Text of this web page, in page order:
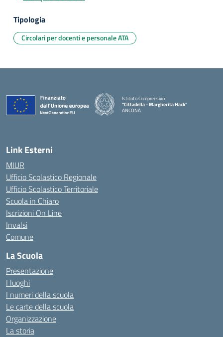
Tipologia
Circolari per docenti e personale ATA
Istituto Comprensivo
“Cittadella - Margherita Hack”
ANCONA
Link Esterni
MIUR
Ufficio Scolastico Regionale
Ufficio Scolastico Territoriale
Scuola in Chiaro
Iscrizioni On Line
Invalsi
Comune
La Scuola
Presentazione
I luoghi
I numeri della scuola
Le carte della scuola
Organizzazione
La storia